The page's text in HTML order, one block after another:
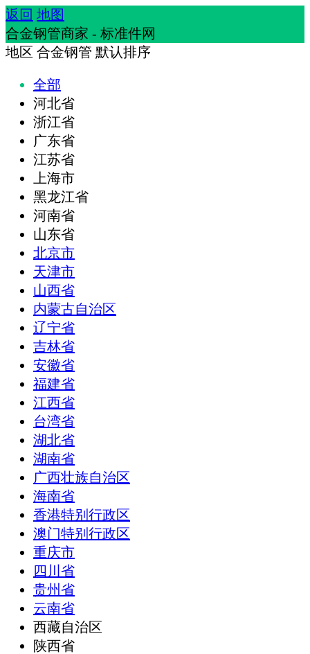
返回 地图
合金钢管商家 - 标准件网
地区 合金钢管 默认排序
全部
河北省
浙江省
广东省
江苏省
上海市
黑龙江省
河南省
山东省
北京市
天津市
山西省
内蒙古自治区
辽宁省
吉林省
安徽省
福建省
江西省
台湾省
湖北省
湖南省
广西壮族自治区
海南省
香港特别行政区
澳门特别行政区
重庆市
四川省
贵州省
云南省
西藏自治区
陕西省